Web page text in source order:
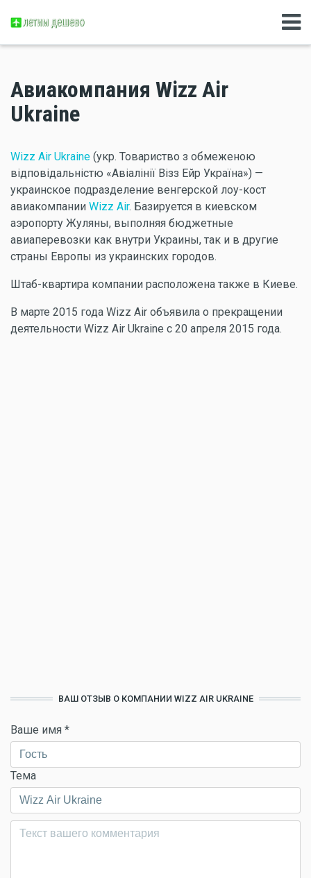
Авиакомпания Wizz Air
Ukraine
Wizz Air Ukraine (укр. Товариство з обмеженою
відповідальністю «Авіалінії Візз Ейр Україна») —
украинское подразделение венгерской лоу-кост
авиакомпании Wizz Air. Базируется в киевском
аэропорту Жуляны, выполняя бюджетные
авиаперевозки как внутри Украины, так и в другие
страны Европы из украинских городов.
Штаб-квартира компании расположена также в Киеве.
В марте 2015 года Wizz Air объявила о прекращении
деятельности Wizz Air Ukraine с 20 апреля 2015 года.
ВАШ ОТЗЫВ О КОМПАНИИ WIZZ AIR UKRAINE
Ваше имя *
Тема
Комментарий*